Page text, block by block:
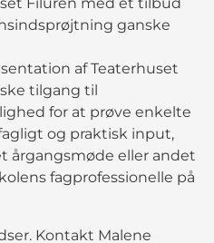
ganske
af Teaterhuset
tilgang til
for at prøve enkelte
og praktisk input,
årgangsmøde eller andet
fagprofessionelle på
Kontakt Malene